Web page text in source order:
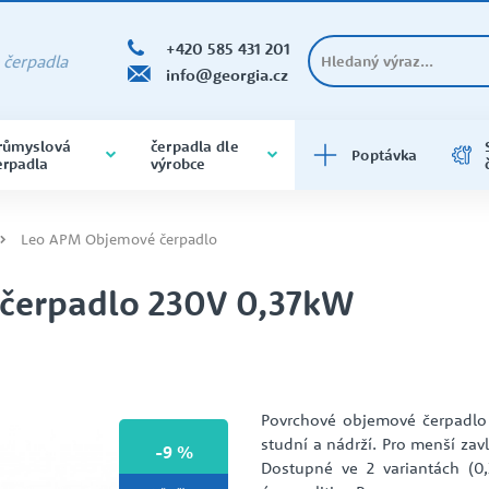
čerpadla
+420 585 431 201
info@georgia.cz
čerpadla do vrtu a do studny
DOMÁCÍ VODÁRNY
DOLY A HUTĚ
čerpadla dle
výrobce
BRINKMANN
Poptávka
Leo APM Objemové čerpadlo
230V 0,37kW
-9 %
Povrchové objemové
studní a nádrží. Pro menší
Dostupné ve 2 variantách